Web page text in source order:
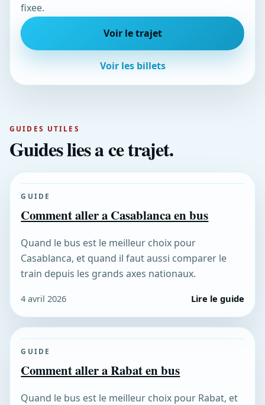
fixee.
Voir le trajet
Voir les billets
GUIDES UTILES
Guides lies a ce trajet.
GUIDE
Comment aller a Casablanca en bus
Quand le bus est le meilleur choix pour
Casablanca, et quand il faut aussi comparer le
train depuis les grands axes nationaux.
4 avril 2026 Lire le guide
GUIDE
Comment aller a Rabat en bus
Quand le bus est le meilleur choix pour Rabat, et